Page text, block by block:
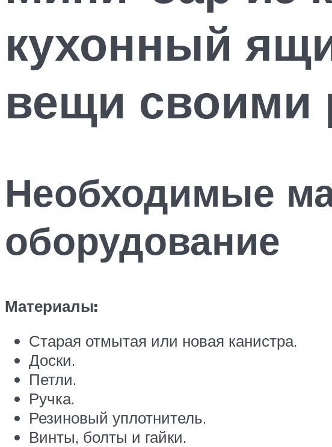
кухонный
вещи своими
Необходимые
оборудование
Материалы:
Старая отмытая или новая канистра.
Доски.
Петли.
Ручка.
Резиновый уплотнитель.
Винты, болты и гайки.